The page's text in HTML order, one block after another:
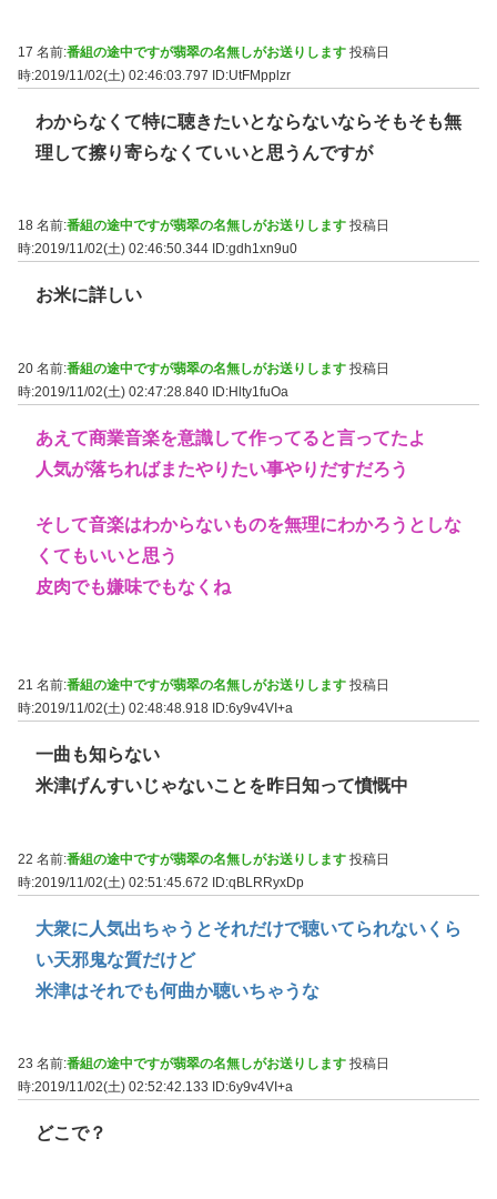
17 名前:番組の途中ですが翡翠の名無しがお送りします 投稿日
時:2019/11/02(土) 02:46:03.797 ID:UtFMpplzr
わからなくて特に聴きたいとならないならそもそも無
理して擦り寄らなくていいと思うんですが
18 名前:番組の途中ですが翡翠の名無しがお送りします 投稿日
時:2019/11/02(土) 02:46:50.344 ID:gdh1xn9u0
お米に詳しい
20 名前:番組の途中ですが翡翠の名無しがお送りします 投稿日
時:2019/11/02(土) 02:47:28.840 ID:Hlty1fuOa
あえて商業音楽を意識して作ってると言ってたよ
人気が落ちればまたやりたい事やりだすだろう
そして音楽はわからないものを無理にわかろうとしな
くてもいいと思う
皮肉でも嫌味でもなくね
21 名前:番組の途中ですが翡翠の名無しがお送りします 投稿日
時:2019/11/02(土) 02:48:48.918 ID:6y9v4VI+a
一曲も知らない
米津げんすいじゃないことを昨日知って憤慨中
22 名前:番組の途中ですが翡翠の名無しがお送りします 投稿日
時:2019/11/02(土) 02:51:45.672 ID:qBLRRyxDp
大衆に人気出ちゃうとそれだけで聴いてられないくら
い天邪鬼な質だけど
米津はそれでも何曲か聴いちゃうな
23 名前:番組の途中ですが翡翠の名無しがお送りします 投稿日
時:2019/11/02(土) 02:52:42.133
ID:6y9v4VI+a
どこで？